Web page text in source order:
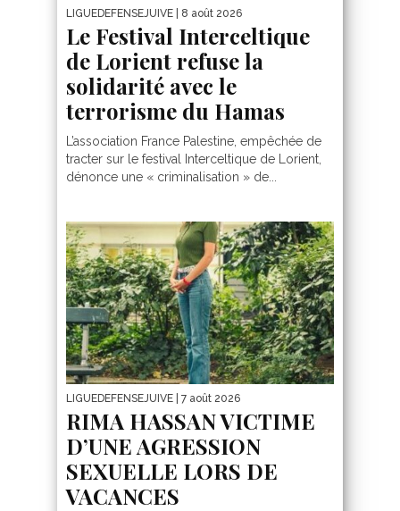
LIGUEDEFENSEJUIVE | 8 août 2026
Le Festival Interceltique
de Lorient refuse la
solidarité avec le
terrorisme du Hamas
L’association France Palestine, empêchée de
tracter sur le festival Interceltique de Lorient,
dénonce une « criminalisation » de...
LIGUEDEFENSEJUIVE | 7 août 2026
RIMA HASSAN VICTIME
D’UNE AGRESSION
SEXUELLE LORS DE
VACANCES